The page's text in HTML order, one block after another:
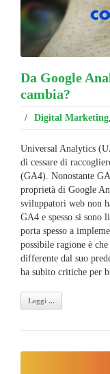
Da Google
cambia?
/ Digital Marketing,
Universal Analytics
di cessare di
(GA4). Nonostante
proprietà di Google
sviluppatori web non
GA4 e spesso si sono
porta spesso a
possibile ragione è
differente dal suo
ha subito critiche per
Leggi ...